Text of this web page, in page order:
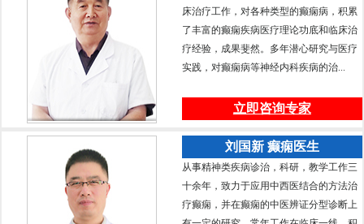
床治疗工作，对各种类型的癫痫病，积累
了丰富的癫痫疾病医疗理论功底和临床治
疗经验，成果斐然。多年潜心研究与医疗
实践，对癫痫病等神经内科疾病的治...
立即咨询专家
刘国新 癫痫医生
从事精神类疾病诊治，科研，教学工作三
十余年，致力于应用中西医结合的方法治
疗癫痫，并在癫痫的中医辨证分型诊断上